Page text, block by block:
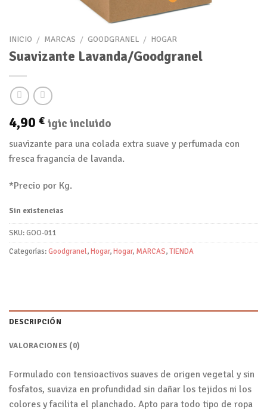
INICIO / MARCAS / GOODGRANEL / HOGAR
Suavizante Lavanda/Goodgranel
4,90 € igic incluido
suavizante para una colada extra suave y perfumada con
fresca fragancia de lavanda.
*Precio por Kg.
Sin existencias
SKU:GOO-011
Categorías:Goodgranel,Hogar,Hogar, MARCAS,TIENDA
DESCRIPCIÓN
VALORACIONES (0)
Formulado con tensioactivos suaves de origen vegetal y sin
fosfatos, suaviza en profundidad sin dañar los tejidos ni los
colores y facilita el planchado. Apto para todo tipo de ropa